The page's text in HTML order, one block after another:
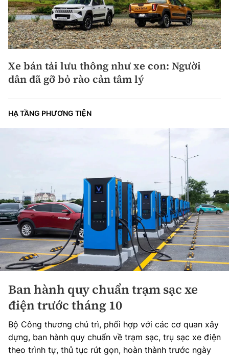
Xe bán tải lưu thông như xe con: Người
dân đã gỡ bỏ rào cản tâm lý
HẠ TẦNG PHƯƠNG TIỆN
Ban hành quy chuẩn trạm sạc xe
điện trước tháng 10
Bộ Công thương chủ trì, phối hợp với các cơ quan xây
dựng, ban hành quy chuẩn về trạm sạc, trụ sạc xe điện
theo trình tự, thủ tục rút gọn, hoàn thành trước ngày